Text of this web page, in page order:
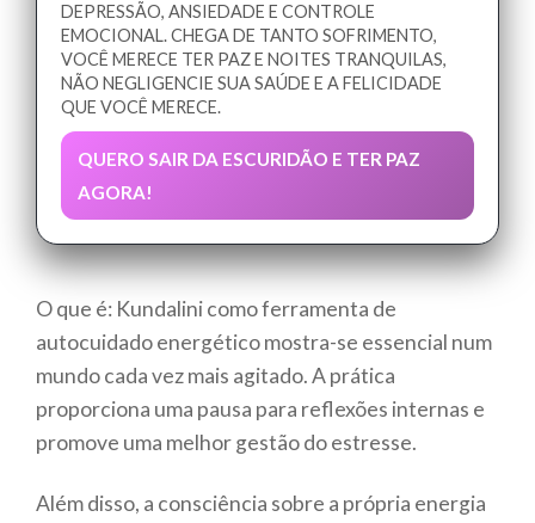
DEPRESSÃO, ANSIEDADE E CONTROLE
EMOCIONAL. CHEGA DE TANTO SOFRIMENTO,
VOCÊ MERECE TER PAZ E NOITES TRANQUILAS,
NÃO NEGLIGENCIE SUA SAÚDE E A FELICIDADE
QUE VOCÊ MERECE.
QUERO SAIR DA ESCURIDÃO E TER PAZ
AGORA!
O que é: Kundalini como ferramenta de
autocuidado energético mostra-se essencial num
mundo cada vez mais agitado. A prática
proporciona uma pausa para reflexões internas e
promove uma melhor gestão do estresse.
Além disso, a consciência sobre a própria energia